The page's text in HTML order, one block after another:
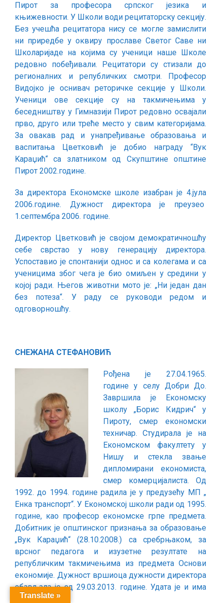
Пирот за професора српског језика и
књижевности. У Школи води рецитаторску секцију.
Без учешћа рецитатора нису се могле замислити
ни приредбе у оквиру прославе Светог Саве ни
Школаријаде на којима су ученици наше Школе
редовно побеђивали. Рецитатори су стизали до
регионалних и републичких смотри. Професор
Видојко је оснивач реторичке секције у Школи.
Ученици ове секције су на такмичењима у
беседништву у Гимназији Пирот редовно освајали
прво, друго или треће место у свим категоријама.
За овакав рад и унапређивање образовања и
васпитања Цветковић је добио награду “Вук
Kараџић“ са златником од Скупштине општине
Пирот 2002.године.
За директора Економске школе изабран је 4.јула
2006.године. Дужност директора је преузео
1.септембра 2006. године.
Директор Цветковић је својом демократичношћу
себе сврстао у нову генерацију директора.
Успоставио је спонтанији однос и са колегама и са
ученицима због чега је био омиљен у средини у
којој ради. Његов животни мото је: „Ни један дан
без потеза“. У раду се руководи редом и
одговорношћу.
СНЕЖАНА СТЕФАНОВИЋ
Рођена је 27.04.1965.
године у селу Добри До.
Завршила је Економску
школу „Борис Кидрич“ у
Пироту, смер економски
техничар. Студирала је на
Економском факултету у
Нишу и стекла звање
дипломирани економиста,
смер комерцијалиста. Од
1992. до 1994. године радила је у предузећу МП „
Енка транспорт“. У Економској школи ради од 1995.
године, као професор економске грпе предмета.
Добитник је општинског признања за образовање
„Вук Караџић“ (28.10.2008.) са сребрњаком, за
врсног педагога и изузетне резултате на
републичким такмичењима из предмета Основи
економије. Дужност вршиоца дужности директора
обављала је од 29.03.2013. године. Удата је и има
двоје деце.
Translate »